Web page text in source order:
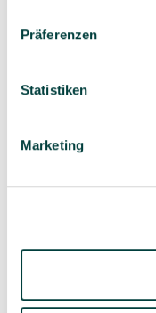
Präferenzen
Statistiken
Marketing